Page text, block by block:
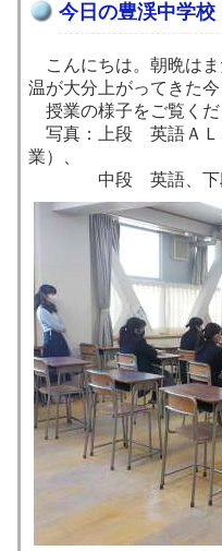
今日の豊渓中学校
こんにちは。朝晩はま
温が大分上がってきた
授業の様子をご覧くだ
写真：上段 英語ＡＬ
業）、
中段 英語、下